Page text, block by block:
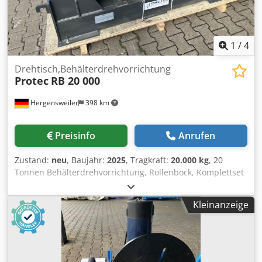
4 solche Zellen.
1 /4
Hergensweiler 398 km
Drehtisch,Behälterdrehvorrichtung
Protec RB 20 000
Preisinfo Anrufen
Zustand: neu, Baujahr: 2025, Tragkraft: 20.000 kg, 20
Tonnen Behälterdrehvorrichtung, Rollenbock, Komplettset
380 V, Geschwindigkeit stufenlos verstellbar von 200 bis
1000 mm /min. für Durchmesser von 500mm bis 4000mm
Rollendurchmesser 300mm x 140 mm Dkjdpfxoifgu Us Ap
Aor Temperaturbeständigkeit der Auflagerollen 100°
Doppelantrieb synkron AC Motor, 380V 750 W mit Hand
und Fußfernbedienung, Komplettset
Kleinanzeige